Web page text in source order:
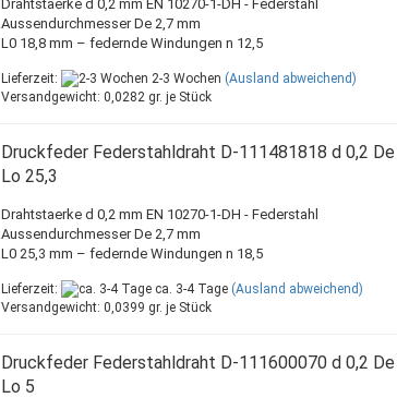
Drahtstaerke d 0,2 mm EN 10270-1-DH - Federstahl
Aussendurchmesser De 2,7 mm
L0 18,8 mm – federnde Windungen n 12,5
Lieferzeit: 2-3 Wochen (Ausland abweichend)
Versandgewicht: 0,0282gr. je Stück
Druckfeder Federstahldraht D-111481818 d 0,2 De
Lo 25,3
Drahtstaerke d 0,2 mm EN 10270-1-DH - Federstahl
Aussendurchmesser De 2,7 mm
L0 25,3 mm – federnde Windungen n 18,5
Lieferzeit: ca. 3-4 Tage (Ausland abweichend)
Versandgewicht: 0,0399 gr. je Stück
Druckfeder Federstahldraht D-111600070 d 0,2 De
Lo 5